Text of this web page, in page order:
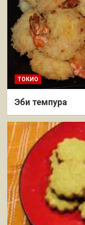
ТОКИО
Эби темпура